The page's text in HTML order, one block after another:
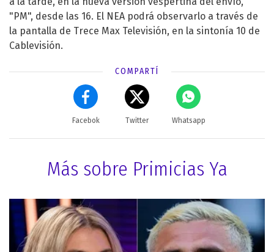
"PM", desde las 16. El NEA podrá observarlo a través de
la pantalla de Trece Max Televisión, en la sintonía 10 de
Cablevisión.
COMPARTÍ
Facebok Twitter Whatsapp
Más sobre Primicias Ya